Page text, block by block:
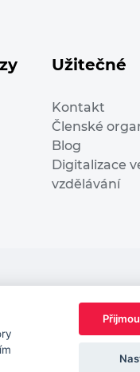
Užitečné
Kontakt
Členské
Blog
Digitalizace
vzdělávání
Innovation and
view. It
for any use